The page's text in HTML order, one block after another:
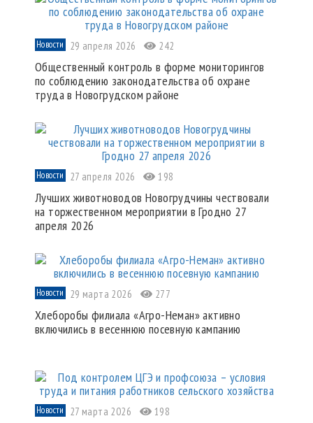
Новости 29 апреля 2026 242
Общественный контроль в форме мониторингов
по соблюдению законодательства об охране
труда в Новогрудском районе
Новости 27 апреля 2026 198
Лучших животноводов Новогрудчины чествовали
на торжественном мероприятии в Гродно 27
апреля 2026
Новости 29 марта 2026 277
Хлеборобы филиала «Агро-Неман» активно
включились в весеннюю посевную кампанию
Новости 27 марта 2026 198